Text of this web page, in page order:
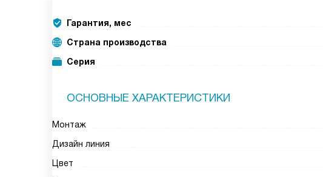
Гарантия, мес
Страна производства
Серия
ОСНОВНЫЕ ХАРАКТЕРИСТИКИ
Монтаж
Дизайн линия
Цвет